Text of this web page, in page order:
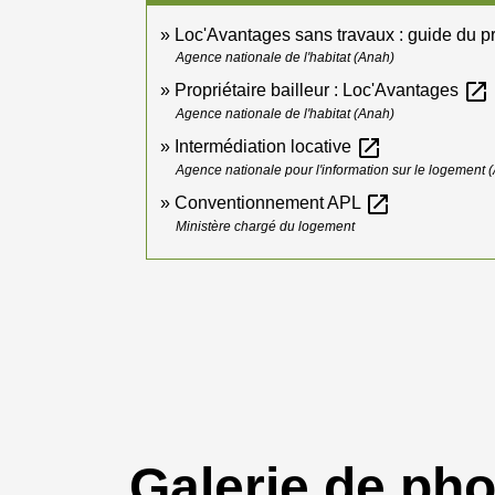
Loc'Avantages sans travaux : guide du
Agence nationale de l'habitat (Anah)
Propriétaire bailleur : Loc'Avantages open_in_new
Agence nationale de l'habitat (Anah)
Intermédiation locative open_in_new
Agence nationale pour l'information sur le logement
Conventionnement APL open_in_new
Ministère chargé du logement